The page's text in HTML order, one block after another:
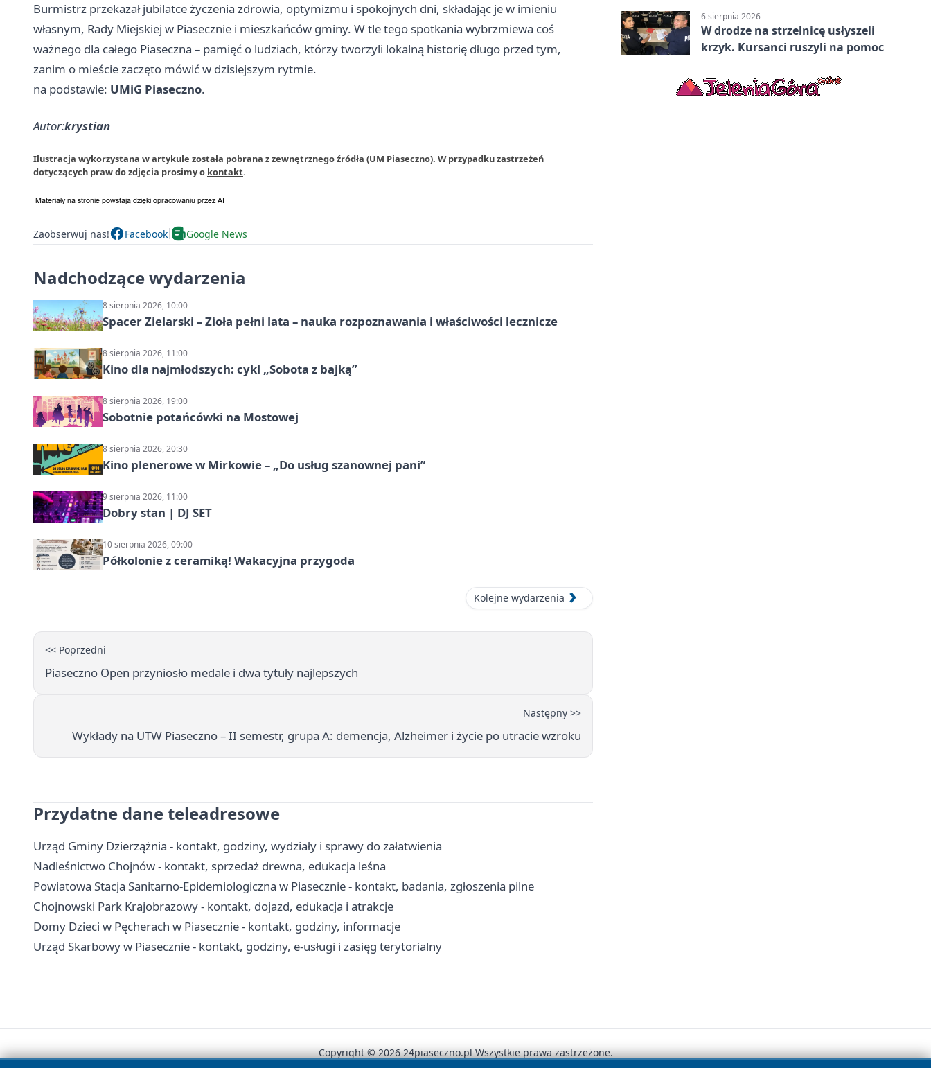
Burmistrz przekazał jubilatce życzenia zdrowia, optymizmu i spokojnych dni, składając je w imieniu
własnym, Rady Miejskiej w Piasecznie i mieszkańców gminy. W tle tego spotkania wybrzmiewa coś
ważnego dla całego Piaseczna – pamięć o ludziach, którzy tworzyli lokalną historię długo przed tym,
zanim o mieście zaczęto mówić w dzisiejszym rytmie.
na podstawie: UMiG Piaseczno.
Autor:krystian
Ilustracja wykorzystana w artykule została pobrana z zewnętrznego źródła (UM Piaseczno). W przypadku zastrzeżeń
dotyczących praw do zdjęcia prosimy o kontakt.
Zaobserwuj nas! Facebook Google News
Nadchodzące wydarzenia
8 sierpnia 2026, 10:00
Spacer Zielarski – Zioła pełni lata – nauka rozpoznawania i właściwości lecznicze
8 sierpnia 2026, 11:00
Kino dla najmłodszych: cykl „Sobota z bajką”
8 sierpnia 2026, 19:00
Sobotnie potańcówki na Mostowej
8 sierpnia 2026, 20:30
Kino plenerowe w Mirkowie – „Do usług szanownej pani”
9 sierpnia 2026, 11:00
Dobry stan | DJ SET
10 sierpnia 2026, 09:00
Półkolonie z ceramiką! Wakacyjna przygoda
Kolejne wydarzenia
<< Poprzedni
Piaseczno Open przyniosło medale i dwa tytuły najlepszych
Następny >>
Wykłady na UTW Piaseczno – II semestr, grupa A: demencja, Alzheimer i życie po utracie wzroku
Przydatne dane teleadresowe
Urząd Gminy Dzierzążnia - kontakt, godziny, wydziały i sprawy do załatwienia
Nadleśnictwo Chojnów - kontakt, sprzedaż drewna, edukacja leśna
Powiatowa Stacja Sanitarno-Epidemiologiczna w Piasecznie - kontakt, badania, zgłoszenia pilne
Chojnowski Park Krajobrazowy - kontakt, dojazd, edukacja i atrakcje
Domy Dzieci w Pęcherach w Piasecznie - kontakt, godziny, informacje
Urząd Skarbowy w Piasecznie - kontakt, godziny, e-usługi i zasięg terytorialny
6 sierpnia 2026
W drodze na strzelnicę usłyszeli
krzyk. Kursanci ruszyli na pomoc
Copyright © 2026 24piaseczno.pl Wszystkie prawa zastrzeżone.